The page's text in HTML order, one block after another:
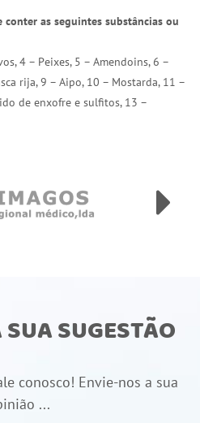
as seguintes substâncias ou
4 – Peixes, 5 – Amendoins, 6 –
rija, 9 – Aipo, 10 – Mostarda, 11 –
de enxofre e sulfitos, 13 –
SUGESTÃO
conosco! Envie-nos a sua
...